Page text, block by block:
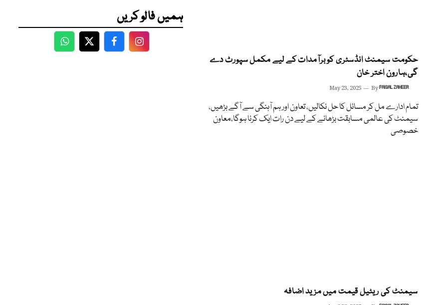
حکومت سیمنٹ انڈسٹری کو برآمدات کے لیے مکمل سپورٹ دے
گی،ہارون اختر خان
May 23, 2025 ByFAISAL ZAHEER
تمام ادارے مل کر مسائل کا حل نکالیں، تعاون اور ہم آہنگی سے آگے بڑھیں،
سیمنٹ کی عالمی مسابقت بڑھانے کے لیے دن رات ایک کرنا ہوگا،معاون
خصوصی
سیمنٹ کی ریٹیل قیمت میں مزید اضافہ
ہمیں فالو کریں
WhatsApp
TwitterFacebookFacebook